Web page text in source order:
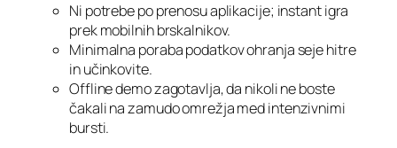
Ni potrebe po prenosu aplikacije; instant igra
prek mobilnih brskalnikov.
Minimalna poraba podatkov ohranja seje hitre
in učinkovite.
Offline demo zagotavlja, da nikoli ne boste
čakali na zamudo omrežja med intenzivnimi
bursti.